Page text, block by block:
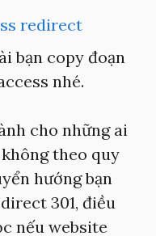
bạn copy đoạn
nhé.
cho những ai
theo quy
hướng bạn
301, điều
nếu website